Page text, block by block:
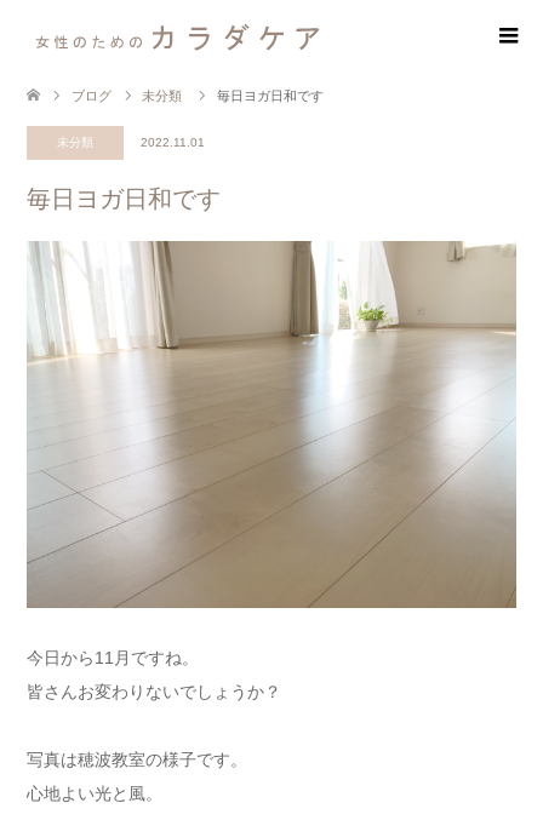
ブログ 未分類 毎日ヨガ日和です
未分類 2022.11.01
毎日ヨガ日和です
今日から11月ですね。
皆さんお変わりないでしょうか？
写真は穂波教室の様子です。
心地よい光と風。